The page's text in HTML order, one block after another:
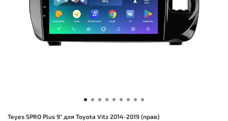
Teyes SPRO Plus 9" для Toyota Vitz 2014-2019 (прав)